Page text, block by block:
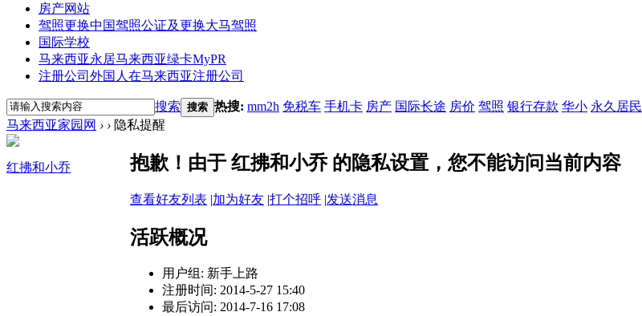
房产网站
驾照更换中国驾照公证及更换大马驾照
国际学校
马来西亚永居马来西亚绿卡MyPR
注册公司 外国人在马来西亚注册公司
搜索 搜索 热搜: mm2h 免税车 手机卡 房产 国际长途 房价 驾照 银行存款 华小 永久居民
马来西亚家园网 › › 隐私提醒
红拂和小乔 抱歉！由于 红拂和小乔 的隐私设置，您不能访问当前内容
查看好友列表 |加为好友 |打个招呼 |发送消息
活跃概况
用户组: 新手上路
注册时间: 2014-5-27 15:40
最后访问: 2014-7-16 17:08